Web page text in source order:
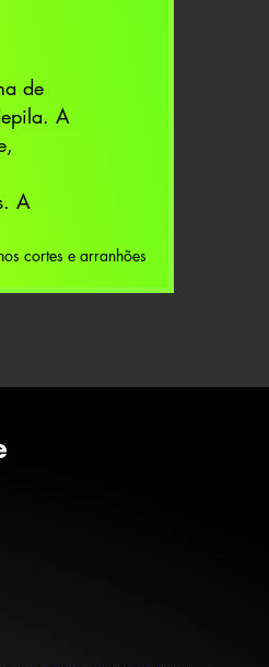
de
A
A
cortes e arranhões